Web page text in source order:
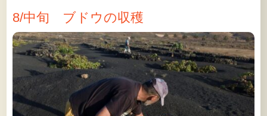
8/中旬 ブドウの収穫